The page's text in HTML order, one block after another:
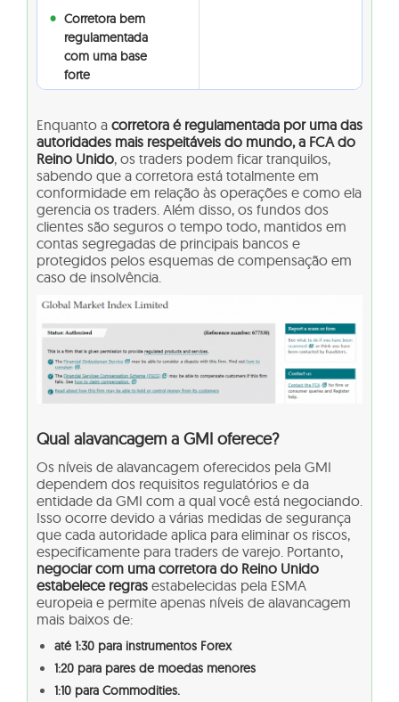
Corretora bem
regulamentada
com uma base
forte
Enquanto a corretora é regulamentada por uma das
autoridades mais respeitáveis do mundo, a FCA do
Reino Unido, os traders podem ficar tranquilos,
sabendo que a corretora está totalmente em
conformidade em relação às operações e como ela
gerencia os traders. Além disso, os fundos dos
clientes são seguros o tempo todo, mantidos em
contas segregadas de principais bancos e
protegidos pelos esquemas de compensação em
caso de insolvência.
Qual alavancagem a GMI oferece?
Os níveis de alavancagem oferecidos pela GMI
dependem dos requisitos regulatórios e da
entidade da GMI com a qual você está negociando.
Isso ocorre devido a várias medidas de segurança
que cada autoridade aplica para eliminar os riscos,
especificamente para traders de varejo. Portanto,
negociar com uma corretora do Reino Unido
estabelece regras estabelecidas pela ESMA
europeia e permite apenas níveis de alavancagem
mais baixos de:
até 1:30 para instrumentos Forex
1:20 para pares de moedas menores
1:10 para Commodities.